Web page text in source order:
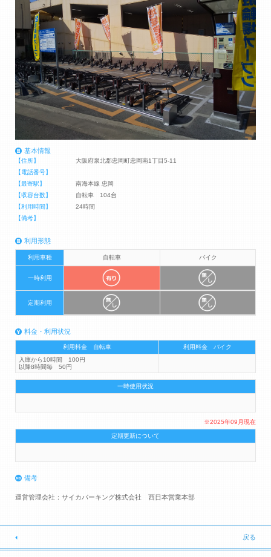
基本情報
【住所】
大阪府泉北郡忠岡町忠岡南1丁目5-11
【電話番号】
【最寄駅】
南海本線 忠岡
【収容台数】
自転車 104台
【利用時間】
24時間
【備考】
利用形態
利用車種 自転車 バイク
一時利用
定期利用
料金・利用状況
利用料金 自転車
利用料金 バイク
入庫から10時間 100円
以降8時間毎 50円
一時使用状況
※2025年09月現在
定期更新について
備考
運営管理会社：サイカパーキング株式会社 西日本営業本部
戻る